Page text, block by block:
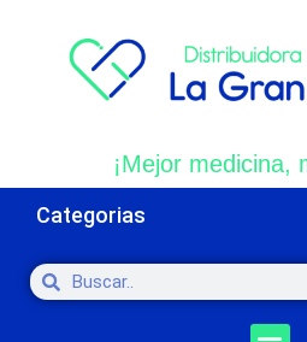
¡Mejor medicina,
Categorias